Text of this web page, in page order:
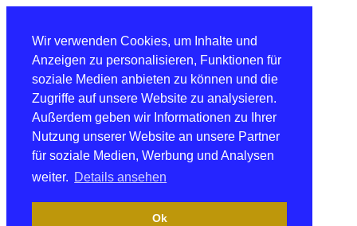
Wir verwenden Cookies, um Inhalte und
Anzeigen zu personalisieren, Funktionen für
soziale Medien anbieten zu können und die
Zugriffe auf unsere Website zu analysieren.
Außerdem geben wir Informationen zu Ihrer
Nutzung unserer Website an unsere Partner
für soziale Medien, Werbung und Analysen
weiter. Details ansehen
Ok